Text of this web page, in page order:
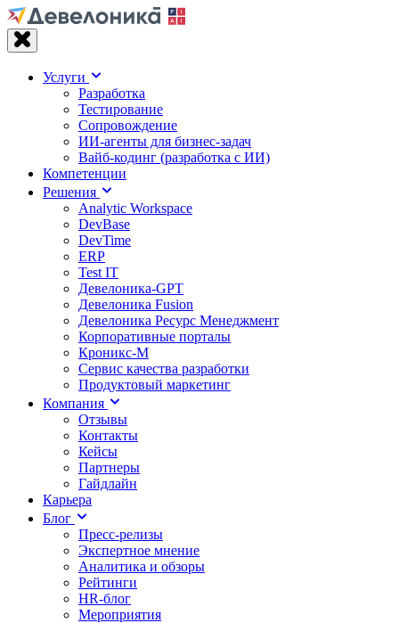
Услуги
Разработка
Тестирование
Сопровождение
ИИ-агенты для бизнес-задач
Вайб‑кодинг (разработка с ИИ)
Компетенции
Решения
Analytic Workspace
DevBase
DevTime
ERP
Test IT
Девелоника-GPT
Девелоника Fusion
Девелоника Ресурс Менеджмент
Корпоративные порталы
Кроникс-М
Сервис качества разработки
Продуктовый маркетинг
Компания
Отзывы
Контакты
Кейсы
Партнеры
Гайдлайн
Карьера
Блог
Пресс-релизы
Экспертное мнение
Аналитика и обзоры
Рейтинги
HR-блог
Мероприятия